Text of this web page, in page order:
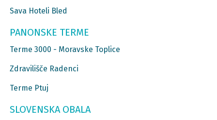
Sava Hoteli Bled
PANONSKE TERME
Terme 3000 - Moravske Toplice
Zdravilišče Radenci
Terme Ptuj
SLOVENSKA OBALA